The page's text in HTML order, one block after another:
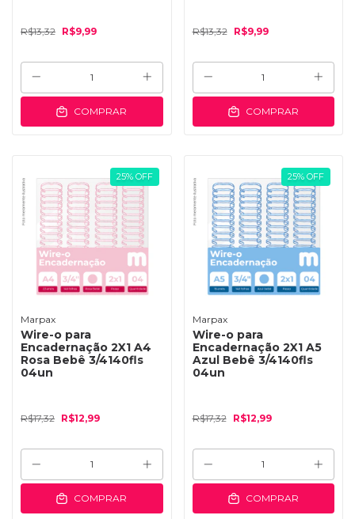
R$13,32 R$9,99
COMPRAR
R$13,32 R$9,99
COMPRAR
25% OFF
Marpax
Wire-o para
Encadernação 2X1 A4
Rosa Bebê 3/4140fls
04un
R$17,32 R$12,99
COMPRAR
25% OFF
Marpax
Wire-o para
Encadernação 2X1 A5
Azul Bebê 3/4140fls
04un
R$17,32 R$12,99
COMPRAR